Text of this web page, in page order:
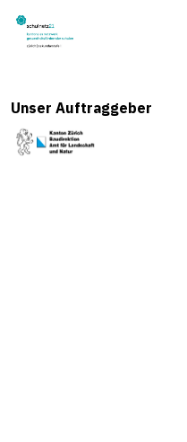
Unser Auftraggeber